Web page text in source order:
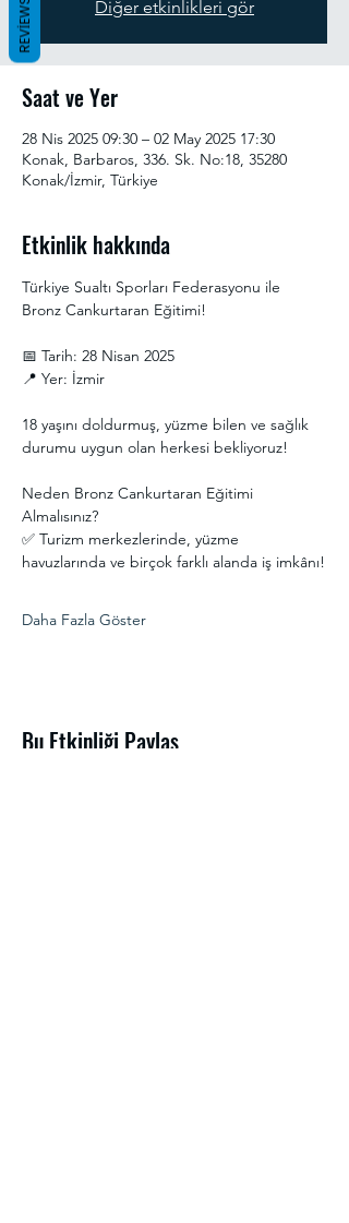
Diğer etkinlikleri gör
Saat ve Yer
28 Nis 2025 09:30 – 02 May 2025 17:30
Konak, Barbaros, 336. Sk. No:18, 35280
Konak/İzmir, Türkiye
Etkinlik hakkında
Türkiye Sualtı Sporları Federasyonu ile
Bronz Cankurtaran Eğitimi!
📅 Tarih: 28 Nisan 2025
📍 Yer: İzmir
18 yaşını doldurmuş, yüzme bilen ve sağlık
durumu uygun olan herkesi bekliyoruz!
Neden Bronz Cankurtaran Eğitimi
Almalısınız?
✅ Turizm merkezlerinde, yüzme
havuzlarında ve birçok farklı alanda iş imkânı!
Daha Fazla Göster
Bu Etkinliği Paylaş
REVIEWS